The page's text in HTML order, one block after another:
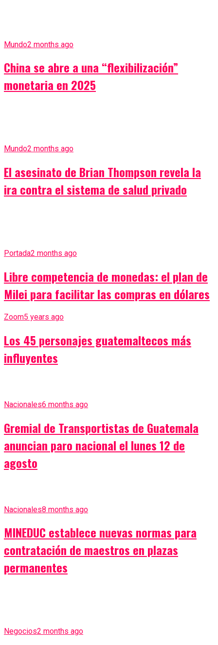
Mundo2 months ago
China se abre a una “flexibilización”
monetaria en 2025
Mundo2 months ago
El asesinato de Brian Thompson revela la
ira contra el sistema de salud privado
Portada2 months ago
Libre competencia de monedas: el plan de
Milei para facilitar las compras en dólares
Zoom5 years ago
Los 45 personajes guatemaltecos más
influyentes
Nacionales6 months ago
Gremial de Transportistas de Guatemala
anuncian paro nacional el lunes 12 de
agosto
Nacionales8 months ago
MINEDUC establece nuevas normas para
contratación de maestros en plazas
permanentes
Negocios2 months ago